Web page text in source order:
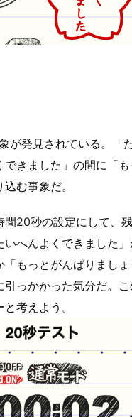
が発見されている。「
できました」の間に「
む事象だ。
間20秒の設定にして、
いへんよくできました
「もっとがんばりまし
引っかかった気分だ。
考えよう。